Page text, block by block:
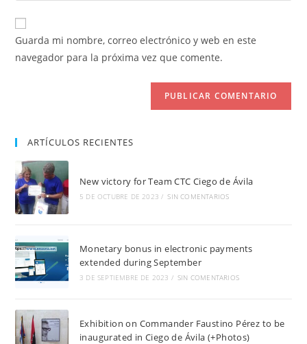
para
comentar
electrónico
para
comentar
URL
de
Guarda mi nombre, correo electrónico y web en este
navegador para la próxima vez que comente.
ARTÍCULOS RECIENTES
New victory for Team CTC Ciego de Ávila
5 DE OCTUBRE DE 2023 / SIN COMENTARIOS
Monetary bonus in electronic payments
extended during September
3 DE SEPTIEMBRE DE 2023 / SIN COMENTARIOS
Exhibition on Commander Faustino Pérez to be
inaugurated in Ciego de Ávila (+Photos)